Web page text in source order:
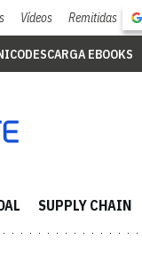
Vídeos Remitidas
DESCARGA EBOOKS
SUPPLY CHAIN